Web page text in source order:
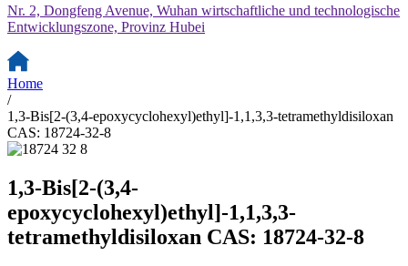
Nr. 2, Dongfeng Avenue, Wuhan wirtschaftliche und technologische
Entwicklungszone, Provinz Hubei
Home
/
1,3-Bis[2-(3,4-epoxycyclohexyl)ethyl]-1,1,3,3-tetramethyldisiloxan
CAS: 18724-32-8
1,3-Bis[2-(3,4-
epoxycyclohexyl)ethyl]-1,1,3,3-
tetramethyldisiloxan CAS: 18724-32-8